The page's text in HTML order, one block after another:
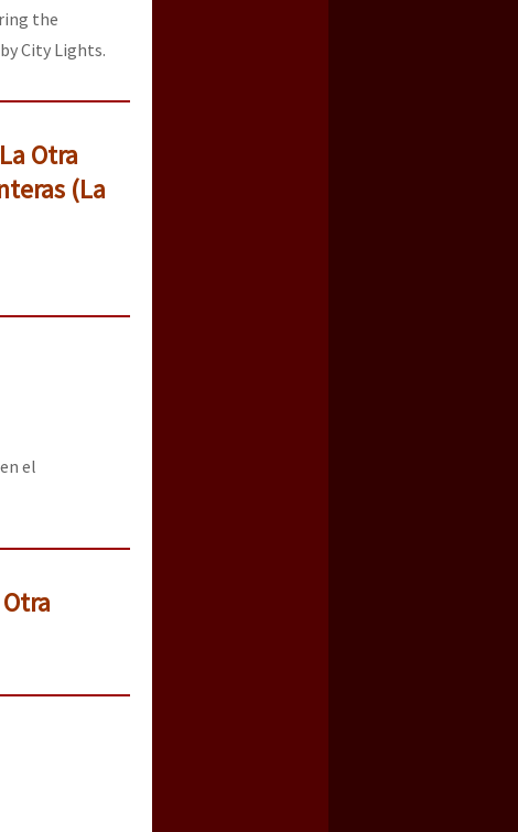
the
City Lights.
Otra
(La
el